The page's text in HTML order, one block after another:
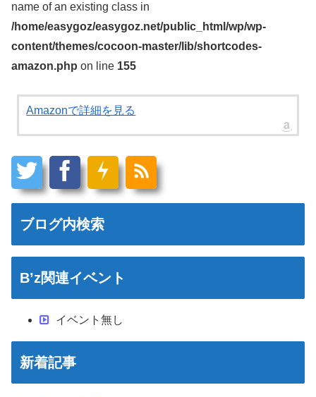
name of an existing class in
/home/easygoz/easygoz.net/public_html/wp/wp-
content/themes/cocoon-master/lib/shortcodes-
amazon.php on line 155
Amazonで詳細を見る
ブログ内検索
B’z関連イベント
イベント無し
新着記事